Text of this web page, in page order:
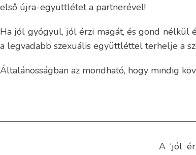
első újra-együttlétet a partnerével!
Ha jól gyógyul, jól érzi magát, és gond nélkül
a legvadabb szexuális együttléttel terhelje a
Általánosságban az mondható, hogy mindig
A ‘jól